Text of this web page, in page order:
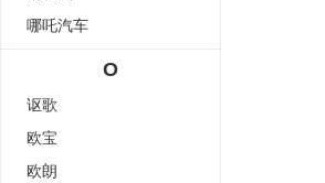
哪吒汽车
O
讴歌
欧宝
欧朗